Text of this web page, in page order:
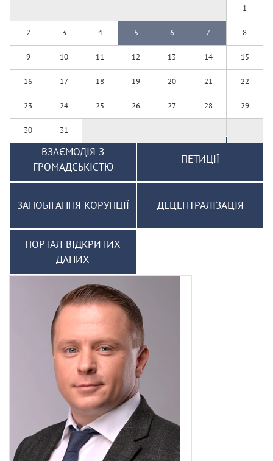
1
2 3 4 5 6 7 8
9 10 11 12 13 14 15
16 17 18 19 20 21 22
23 24 25 26 27 28 29
30 31
ВЗАЄМОДІЯ З
ГРОМАДСЬКІСТЮ
ПЕТИЦІЇ
ЗАПОБІГАННЯ КОРУПЦІЇ ДЕЦЕНТРАЛІЗАЦІЯ
ПОРТАЛ ВІДКРИТИХ
ДАНИХ